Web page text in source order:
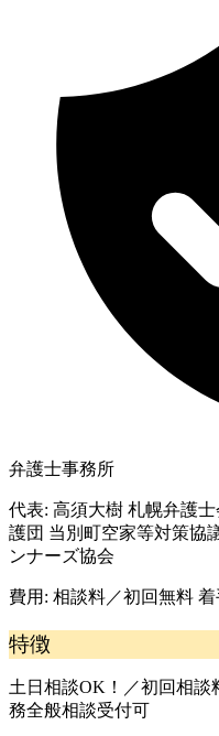
弁護士事務所
代表: 高須大樹 札幌弁護
護団 当別町空家等対策協
ンナーズ協会
費用: 相談料／初回無料
特徴
土日相談OK！／初回相
務全般相談受付可